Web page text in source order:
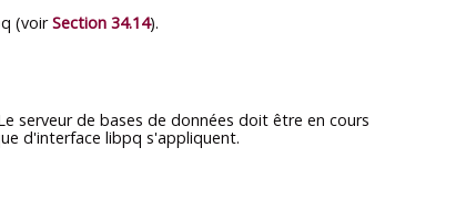
(voirSection 34.14).
serveur de bases de données doit être en cours
d'interface libpq s'appliquent.